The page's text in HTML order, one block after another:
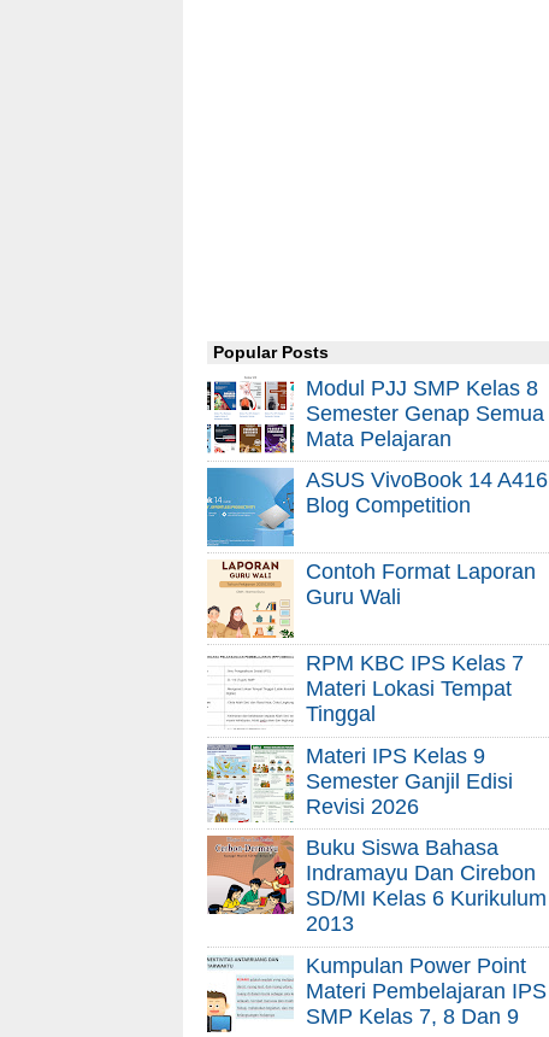
Popular Posts
Modul PJJ SMP Kelas 8
Semester Genap Semua
Mata Pelajaran
ASUS VivoBook 14 A416
Blog Competition
Contoh Format Laporan
Guru Wali
RPM KBC IPS Kelas 7
Materi Lokasi Tempat
Tinggal
Materi IPS Kelas 9
Semester Ganjil Edisi
Revisi 2026
Buku Siswa Bahasa
Indramayu Dan Cirebon
SD/MI Kelas 6 Kurikulum
2013
Kumpulan Power Point
Materi Pembelajaran IPS
SMP Kelas 7, 8 Dan 9